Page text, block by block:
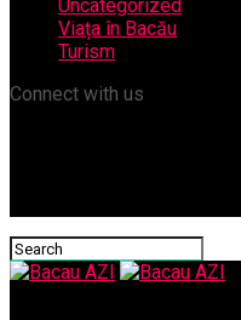
Uncategorized
Viața în Bacău
Turism
Connect with us